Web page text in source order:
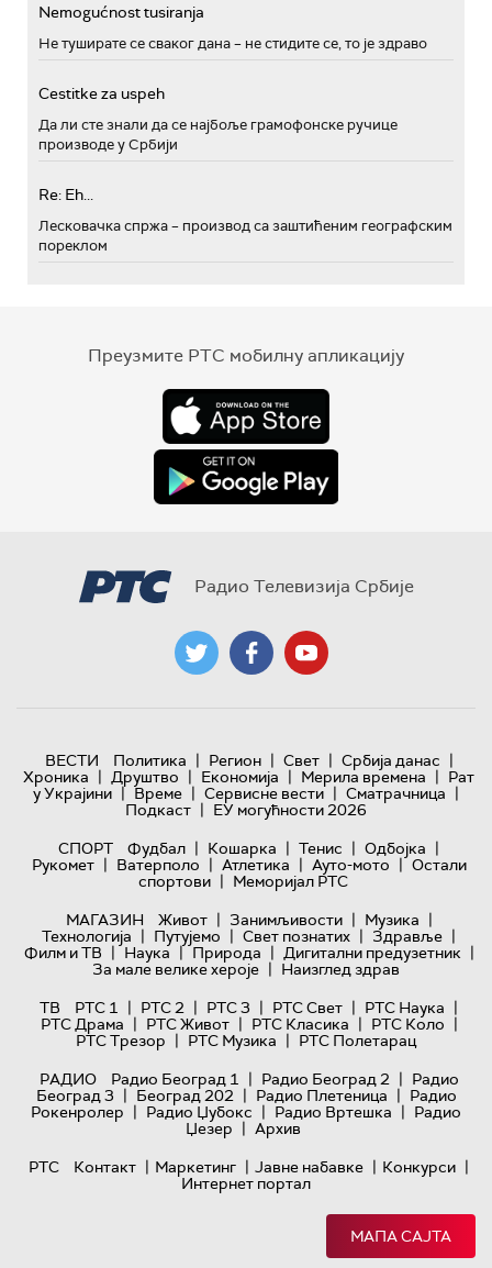
Nemogućnost tusiranja
Не туширате се сваког дана – не стидите се, то је здраво
Cestitke za uspeh
Да ли сте знали да се најбоље грамофонске ручице
производе у Србији
Re: Eh...
Лесковачка спржа – производ са заштићеним географским
пореклом
Преузмите РТС мобилну апликацију
Радио Телевизија Србије
ВЕСТИ Политика | Регион | Свет | Србија данас |
Хроника | Друштво | Економија | Мерила времена | Рат
у Украјини | Време | Сервисне вести | Сматрачница |
Подкаст | ЕУ могућности 2026
СПОРТ
Фудбал | Кошарка | Тенис | Одбојка |
Рукомет | Ватерполо | Атлетика | Ауто-мото | Остали
спортови | Меморијал РТС
МАГАЗИН
Живот | Занимљивости | Музика |
Технологијa | Путујемо | Свет познатих | Здравље |
Филм и ТВ | Наука | Природа | Дигитални предузетник |
За мале велике хероје | Наизглед здрав
ТВ
РТС 1 | РТС 2 | РТС 3 | РТС Свет | РТС Наука |
РТС Драма | РТС Живот | РТС Класика | РТС Коло |
РТС Трезор | РТС Музика | РТС Полетарац
РАДИО
Радио Београд 1 | Радио Београд 2 | Радио
Београд 3 | Београд 202 | Радио Плетеница | Радио
Рокенролер | Радио Џубокс | Радио Вртешка | Радио
Џезер | Архив
РТС
Контакт | Маркетинг | Јавне набавке | Конкурси |
Интернет портал
МАПА САЈТА